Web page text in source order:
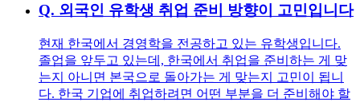
Q. 외국인 유학생 취업 준비 방향이 고민입니다
현재 한국에서 경영학을 전공하고 있는 유학생입니다.
졸업을 앞두고 있는데, 한국에서 취업을 준비하는 게 맞
는지 아니면 본국으로 돌아가는 게 맞는지 고민이 됩니
다. 한국 기업에 취업하려면 어떤 부분을 더 준비해야 할